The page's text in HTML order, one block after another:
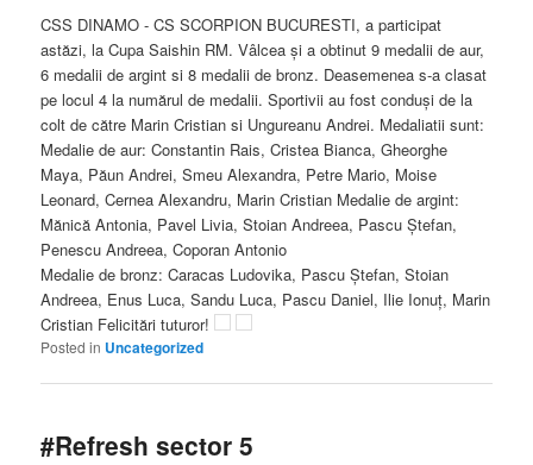
CSS DINAMO - CS SCORPION BUCURESTI, a participat
astăzi, la Cupa Saishin RM. Vâlcea și a obtinut 9 medalii de aur,
6 medalii de argint si 8 medalii de bronz. Deasemenea s-a clasat
pe locul 4 la numărul de medalii. Sportivii au fost conduși de la
colt de către Marin Cristian si Ungureanu Andrei. Medaliatii sunt:
Medalie de aur: Constantin Rais, Cristea Bianca, Gheorghe
Maya, Păun Andrei, Smeu Alexandra, Petre Mario, Moise
Leonard, Cernea Alexandru, Marin Cristian Medalie deargint:
Mănică Antonia, Pavel Livia, Stoian Andreea, Pascu Ștefan,
Penescu Andreea, Coporan Antonio
Medalie de bronz: Caracas Ludovika, Pascu Ștefan, Stoian
Andreea, Enus Luca, Sandu Luca, Pascu Daniel, Ilie Ionuț, Marin
Cristian Felicitări tuturor!
Posted in Uncategorized
#Refresh sector 5